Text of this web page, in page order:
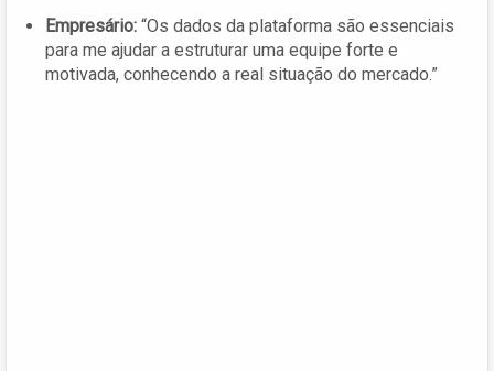
Empresário: “Os dados da plataforma são essenciais
para me ajudar a estruturar uma equipe forte e
motivada, conhecendo a real situação do mercado.”